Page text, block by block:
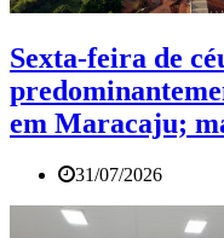
Sexta-feira de
em Maracaju;
31/07/2026